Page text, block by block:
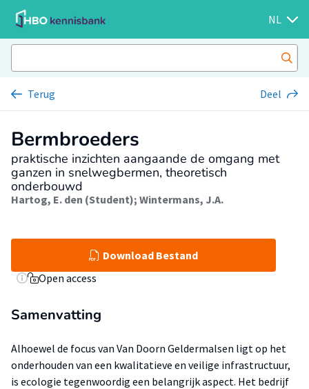
NL
Terug Deel
Bermbroeders
praktische inzichten aangaande de omgang met
ganzen in snelwegbermen, theoretisch
onderbouwd
Hartog, E. den (Student); Wintermans, J.A.
Download Bestand
Open access
Samenvatting
Alhoewel de focus van Van Doorn Geldermalsen ligt op het
onderhouden van een kwalitatieve en veilige infrastructuur,
is ecologie tegenwoordig een belangrijk aspect. Het bedrijf